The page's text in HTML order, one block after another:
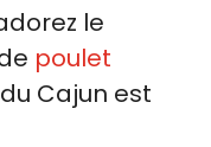
le
poulet
Cajun est